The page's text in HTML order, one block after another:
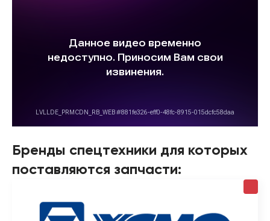
Бренды спецтехники для которых
поставляются запчасти: